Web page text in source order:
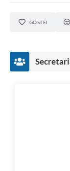
GOSTEI